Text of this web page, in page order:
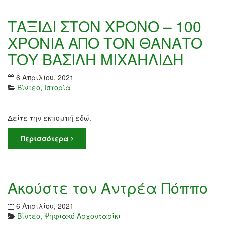
ΤΑΞΙΔΙ ΣΤΟΝ ΧΡΟΝΟ – 100
ΧΡΟΝΙΑ ΑΠΟ ΤΟΝ ΘΑΝΑΤΟ
ΤΟΥ ΒΑΣΙΛΗ ΜΙΧΑΗΛΙΔΗ
6 Απριλίου, 2021
Βίντεο, Ιστορία
Δείτε την εκπομπή εδώ.
Περισσότερα
Ακούστε τον Αντρέα Πόππο
6 Απριλίου, 2021
Βίντεο, Ψηφιακό Αρχονταρίκι